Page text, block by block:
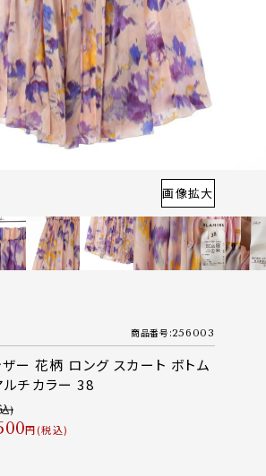
画像拡大
商品番号 256003
ザー 花柄 ロング スカート ボトム
チカラー 38
税込